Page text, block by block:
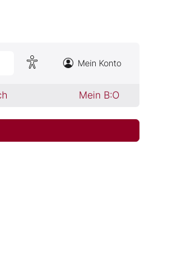
Mein Konto
Mein B:O